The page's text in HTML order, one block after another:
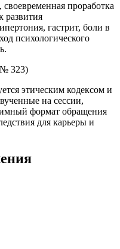
проработка
развития
гастрит, боли в
психологического
№ 323)
этическим кодексом и
на сессии,
формат обращения
для карьеры и